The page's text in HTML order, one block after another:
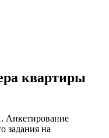
квартиры
Анкетирование
задания на